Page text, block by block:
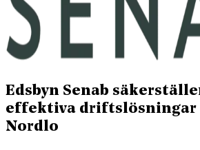
Edsbyn Senab
effektiva driftslösningar
Nordlo